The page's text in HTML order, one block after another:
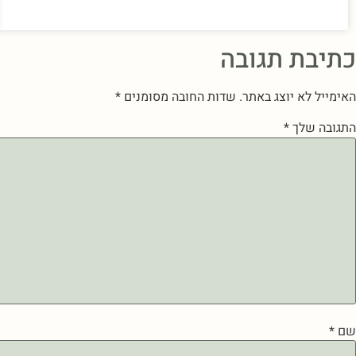
כתיבת תגובה
האימייל לא יוצג באתר. שדות החובה מסומנים *
התגובה שלך*
שם *